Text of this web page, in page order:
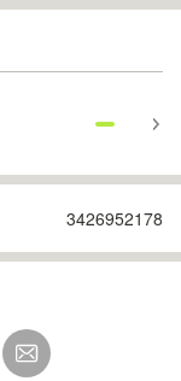
3426952178